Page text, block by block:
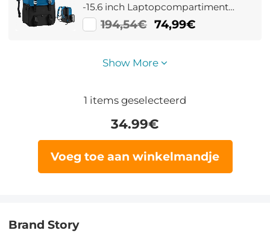
-15.6 inch Laptopcompartiment
Lichtgewicht Cameratassen
Rugzak 20L Blauw + Zwart)
194,54€ 74,99€
Show More
1 items geselecteerd
34.99€
Voeg toe aan winkelmandje
Brand Story